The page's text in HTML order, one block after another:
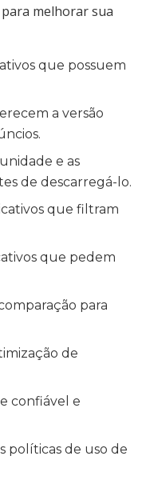
melhorar sua
que possuem
a versão
e as
de descarregá-lo.
que filtram
que pedem
para
de
confiável e
políticas de uso de